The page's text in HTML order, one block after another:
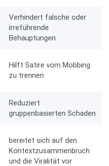
Verhindert falsche oder
irreführende
Behauptungen
Hilft Satire vom Mobbing
zu trennen
Reduziert
gruppenbasierten Schaden
bereitet sich auf den
Kontextzusammenbruch
und die Viralität vor